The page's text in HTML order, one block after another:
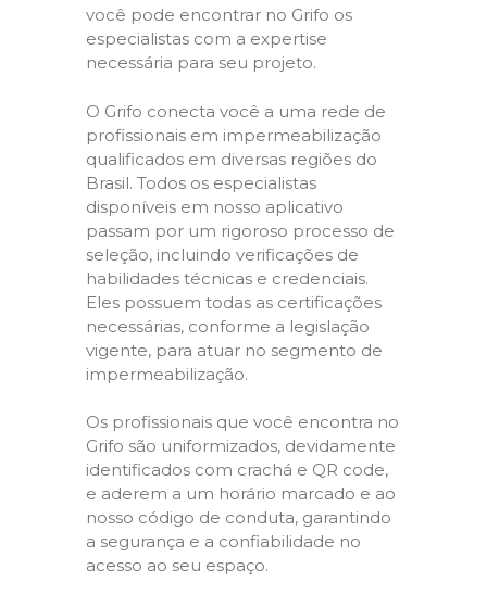
você pode encontrar no Grifo os
especialistas com a expertise
necessária para seu projeto.
O Grifo conecta você a uma rede de
profissionais em impermeabilização
qualificados em diversas regiões do
Brasil. Todos os especialistas
disponíveis em nosso aplicativo
passam por um rigoroso processo de
seleção, incluindo verificações de
habilidades técnicas e credenciais.
Eles possuem todas as certificações
necessárias, conforme a legislação
vigente, para atuar no segmento de
impermeabilização.
Os profissionais que você encontra no
Grifo são uniformizados, devidamente
identificados com crachá e QR code,
e aderem a um horário marcado e ao
nosso código de conduta, garantindo
a segurança e a confiabilidade no
acesso ao seu espaço.